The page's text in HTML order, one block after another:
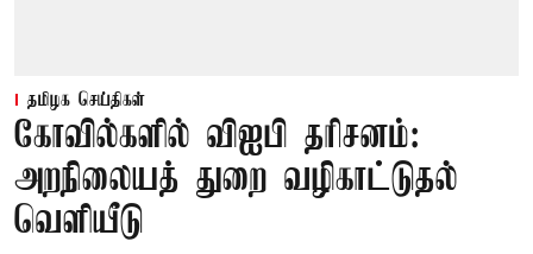
தமிழக செய்திகள்
கோவில்களில் விஐபி தரிசனம்:
அறநிலையத் துறை வழிகாட்டுதல்
வெளியீடு